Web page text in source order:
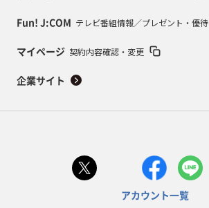
Fun! J:COM テレビ番組情報／プレゼント・優待
マイページ 契約内容確認・変更
企業サイト
アカウント一覧